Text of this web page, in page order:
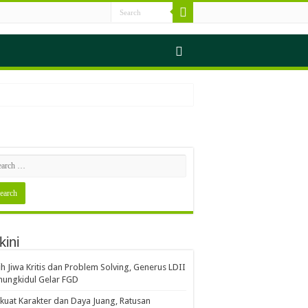
Seimbang
Jiwa Kritis dan Problem Solving, Generus LDII
Gelar FGD
Karakter dan Daya Juang, Ratusan